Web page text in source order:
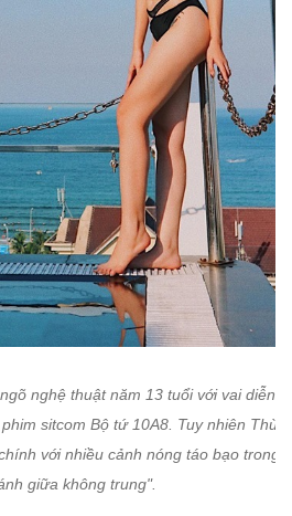
nghệ thuật năm 13 tuổi với vai diễn
sitcom Bộ tứ 10A8. Tuy nhiên Thùy
với nhiều cảnh nóng táo bạo trong
giữa không trung".